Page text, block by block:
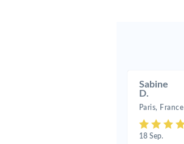
Sabine
D.
Paris, France
18 Sep.